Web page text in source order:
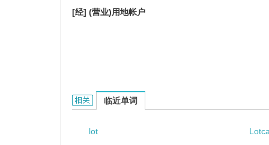
[经] (营业)用地帐户
lots account的相关资料：
临近单词
lot